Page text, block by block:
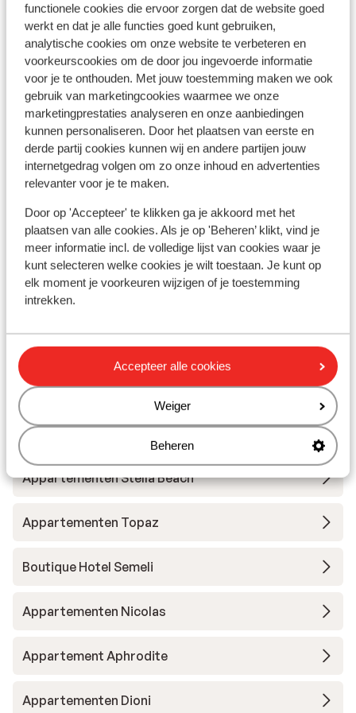
functionele cookies die ervoor zorgen dat de website goed
werkt en dat je alle functies goed kunt gebruiken,
analytische cookies om onze website te verbeteren en
voorkeurscookies om de door jou ingevoerde informatie
voor je te onthouden. Met jouw toestemming maken we ook
gebruik van marketingcookies waarmee we onze
marketingprestaties analyseren en onze aanbiedingen
kunnen personaliseren. Door het plaatsen van eerste en
derde partij cookies kunnen wij en andere partijen jouw
internetgedrag volgen om zo onze inhoud en advertenties
relevanter voor je te maken.
Door op 'Accepteer' te klikken ga je akkoord met het
plaatsen van alle cookies. Als je op 'Beheren’ klikt, vind je
meer informatie incl. de volledige lijst van cookies waar je
kunt selecteren welke cookies je wilt toestaan. Je kunt op
elk moment je voorkeuren wijzigen of je toestemming
intrekken.
Accepteer alle cookies
Weiger
Beheren
Goede prijs/kwaliteit verhouding
Wo 7 Okt. - Di 13 Okt.
Logies 2 pers.
vanaf prijs p.p.
€ 509
Bekijk
Andere accommodaties in Samos
Appartementen Le Jardin
Appartementen Aiolos
Appartementen Lito
Fito Aqua Bleu Resort
Appartementen Evagelistria
Appartementen Stella Beach
Appartementen Topaz
Boutique Hotel Semeli
Appartementen Nicolas
Appartement Aphrodite
Appartementen Dioni